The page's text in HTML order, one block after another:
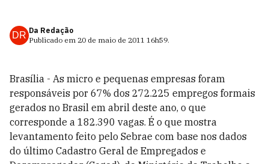
DR Da Redação
Publicado em 20 de maio de 2011 16h59.
Brasília - As micro e pequenas empresas foram
responsáveis por 67% dos 272.225 empregos formais
gerados no Brasil em abril deste ano, o que
corresponde a 182.390 vagas. É o que mostra
levantamento feito pelo Sebrae com base nos dados
do último Cadastro Geral de Empregados e